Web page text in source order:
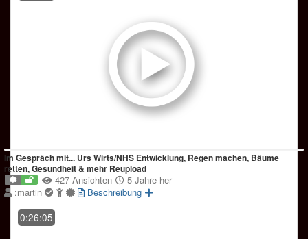
Im Gespräch mit... Urs Wirts/NHS Entwicklung, Regen machen, Bäume
retten, Gesundheit & mehr Reupload
427 Ansichten
5 Jahre her
:martin
Beschreibung
0:26:05